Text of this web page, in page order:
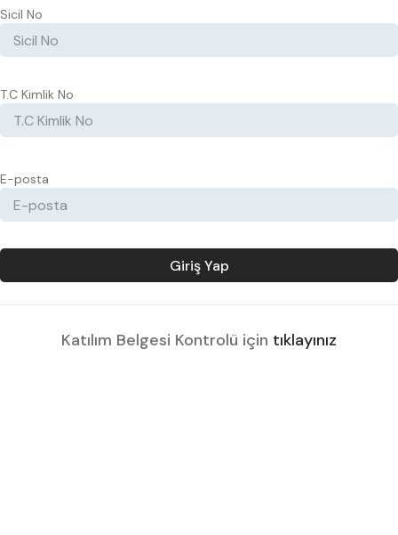
Sicil No
T.C Kimlik No
E-posta
Giriş Yap
Katılım Belgesi Kontrolü için tıklayınız